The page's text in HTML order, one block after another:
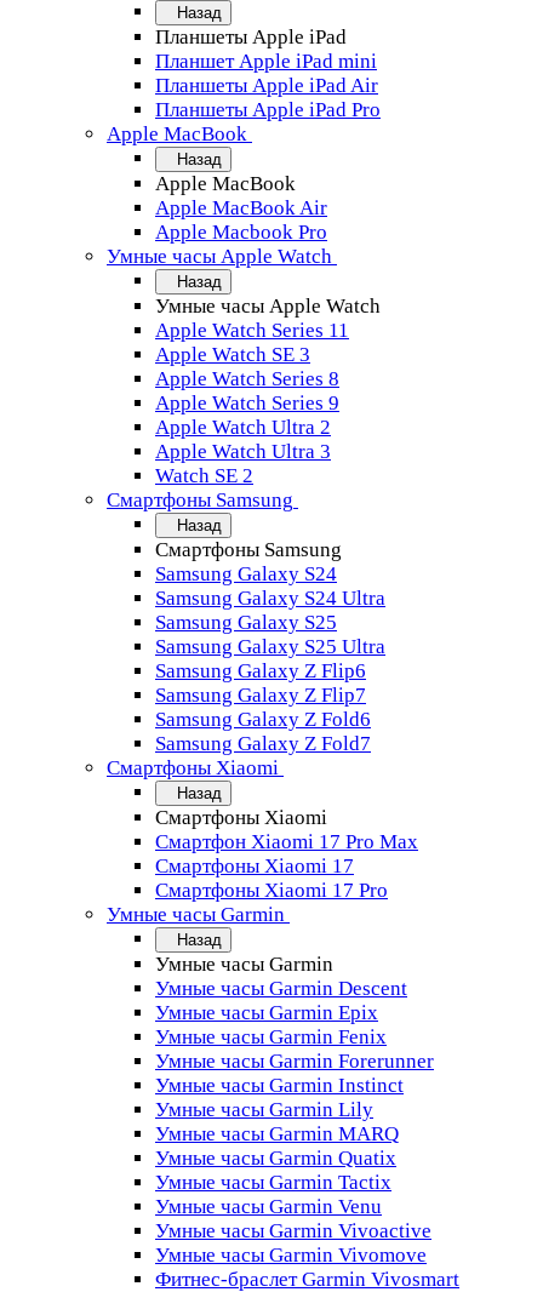
Назад
Планшеты Apple iPad
Планшет Apple iPad mini
Планшеты Apple iPad Air
Планшеты Apple iPad Pro
Apple MacBook
Назад
Apple MacBook
Apple MacBook Air
Apple Macbook Pro
Умные часы Apple Watch
Назад
Умные часы Apple Watch
Apple Watch Series 11
Apple Watch SE 3
Apple Watch Series 8
Apple Watch Series 9
Apple Watch Ultra 2
Apple Watch Ultra 3
Watch SE 2
Смартфоны Samsung
Назад
Смартфоны Samsung
Samsung Galaxy S24
Samsung Galaxy S24 Ultra
Samsung Galaxy S25
Samsung Galaxy S25 Ultra
Samsung Galaxy Z Flip6
Samsung Galaxy Z Flip7
Samsung Galaxy Z Fold6
Samsung Galaxy Z Fold7
Смартфоны Xiaomi
Назад
Смартфоны Xiaomi
Смартфон Xiaomi 17 Pro Max
Смартфоны Xiaomi 17
Смартфоны Xiaomi 17 Pro
Умные часы Garmin
Назад
Умные часы Garmin
Умные часы Garmin Descent
Умные часы Garmin Epix
Умные часы Garmin Fenix
Умные часы Garmin Forerunner
Умные часы Garmin Instinct
Умные часы Garmin Lily
Умные часы Garmin MARQ
Умные часы Garmin Quatix
Умные часы Garmin Tactix
Умные часы Garmin Venu
Умные часы Garmin Vivoactive
Умные часы Garmin Vivomove
Фитнес-браслет Garmin Vivosmart